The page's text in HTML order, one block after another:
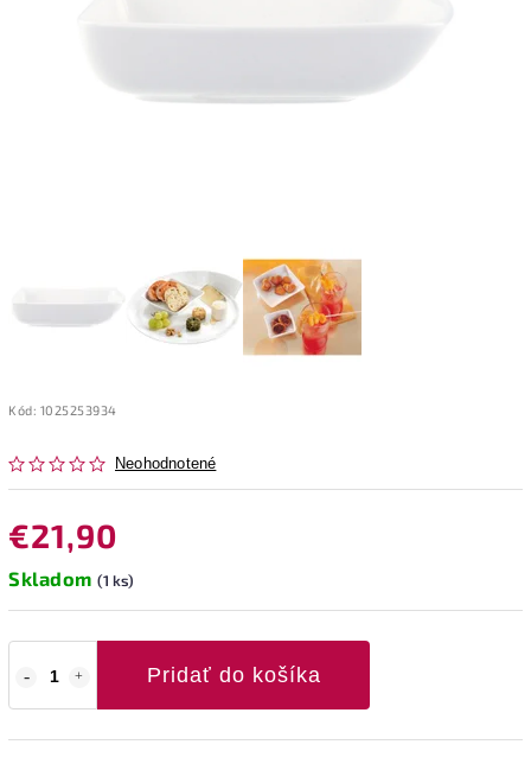
Kód: 1025253934
Neohodnotené
€21,90
Skladom (1 ks)
Pridať do košíka